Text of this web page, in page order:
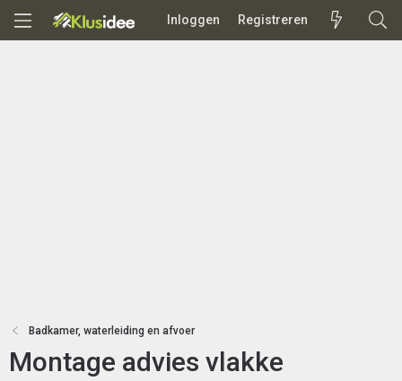
Inloggen Registreren
Badkamer, waterleiding en afvoer
Montage advies vlakke